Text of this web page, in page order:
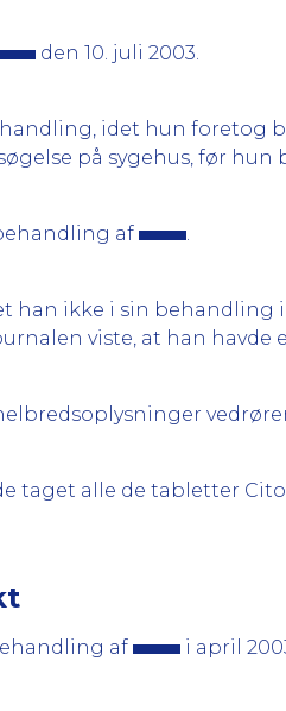
den 10. juli 2003.
idet hun foretog
på sygehus, før hun
af .
han ikke i sin
viste, at han havde
taget alle de tabletter
af i april